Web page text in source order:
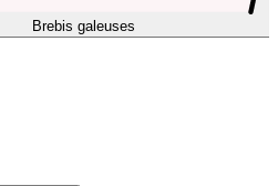
Brebis galeuses